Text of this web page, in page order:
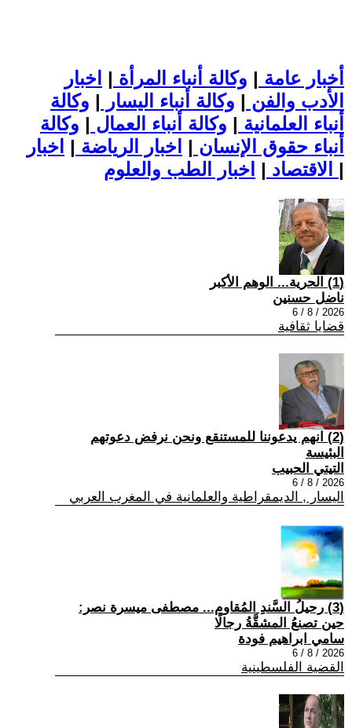
أخبار عامة | وكالة أنباء المرأة | اخبار
الأدب والفن | وكالة أنباء اليسار | وكالة
أنباء العلمانية | وكالة أنباء العمال | وكالة
أنباء حقوق الإنسان | اخبار الرياضة | اخبار
الاقتصاد | |
(1) الحرية... الوهم الأكبر
ناضل حسنين
2026 / 8 / 6
قضايا ثقافية
(2) انهم يدعوننا للمستنقع ونحن نرفض دعوتهم
البئيسة
التيتي الحبيب
2026 / 8 / 6
اليسار , الديمقراطية والعلمانية في المغرب العربي
(3) رحيلُ السَّندِ المُقاوم... مصطفى ميسرة نصر:
حين تصنعُ المشقَّةُ رجالًا
سامي ابراهيم فودة
2026 / 8 / 6
القضية الفلسطينية